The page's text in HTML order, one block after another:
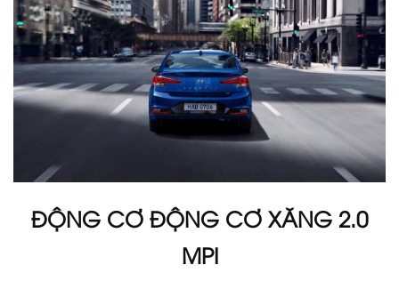
ĐỘNG CƠ ĐỘNG CƠ XĂNG 2.0
MPI